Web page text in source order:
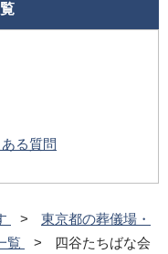
る質問
東京都の葬儀場・
覧
四谷たちばな会